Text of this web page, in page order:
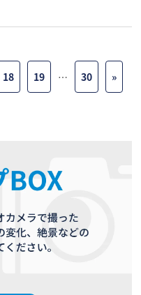
18 19 … 30 »